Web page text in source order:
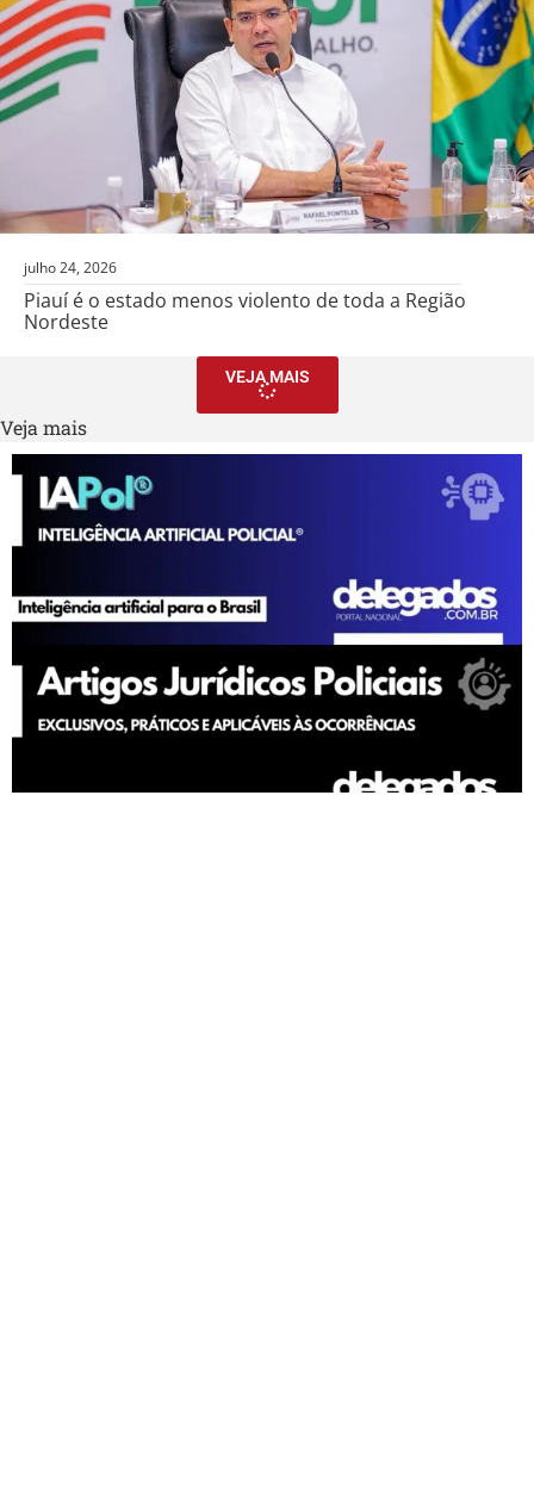
julho 24, 2026
Piauí é o estado menos violento de toda a Região
Nordeste
VEJA MAIS
Veja mais